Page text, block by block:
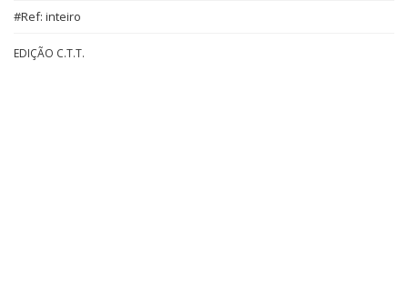
#Ref: inteiro
EDIÇÃO C.T.T.